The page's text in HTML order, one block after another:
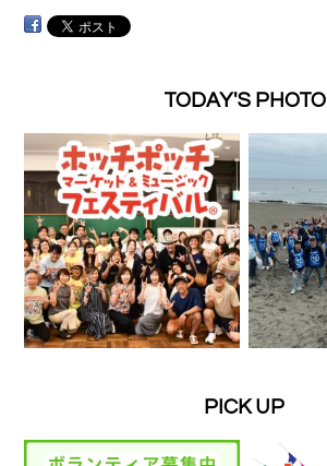
TODAY'S PHOTO
PICK UP